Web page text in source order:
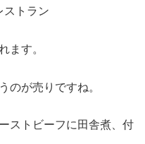
トラン
ます。
のが売りですね。
ストビーフに田舎煮、付